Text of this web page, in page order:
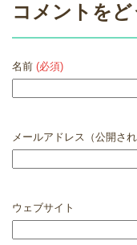
コメントを
名前 (必須)
メールアドレス（公開さ
ウェブサイト